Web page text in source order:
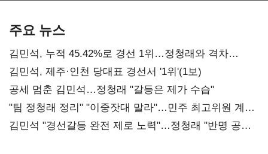
주요 뉴스
김민석, 누적 45.42%로 경선 1위…정청래와 격차
0.86%p(2보)
김민석, 제주·인천 당대표 경선서 '1위'(1보)
공세 멈춘 김민석…정청래 "갈등은 제가 수습"
"팀 정청래 정리" "이중잣대 말라"…민주 최고위원 계파
다툼 격화
김민석 "경선갈등 완전 제로 노력"…정청래 "반명 공세